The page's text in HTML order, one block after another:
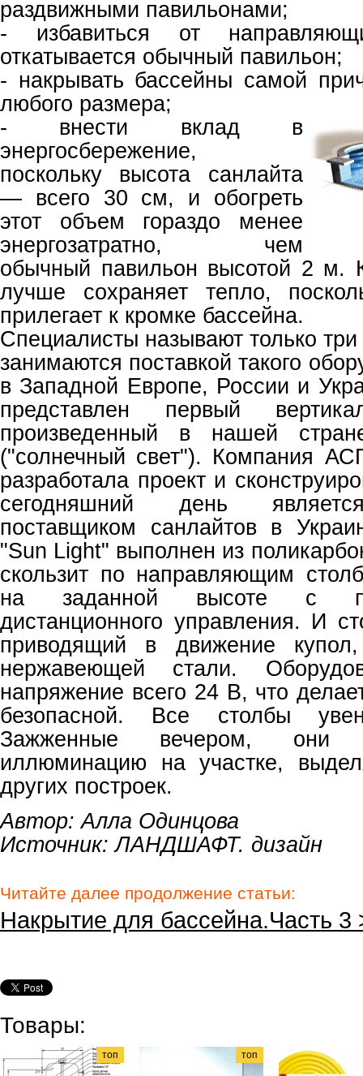
раздвижными павильонами;
- избавиться от
откатывается обычный павильон;
- накрывать бассейны самой
любого размера;
- внести вклад в
энергосбережение,
поскольку высота санлайта
— всего 30 см, и обогреть
этот объем гораздо менее
энергозатратно, чем
обычный павильон высотой 2 м.
лучше сохраняет тепло,
прилегает к кромке бассейна.
Специалисты называют только
занимаются поставкой такого
в Западной Европе, России и
представлен первый
произведенный в нашей
("солнечный свет"). Компания
разработала проект и
сегодняшний день
поставщиком санлайтов в
"Sun Light" выполнен из
скользит по направляющим
на заданной высоте с
дистанционного управления. И
приводящий в движение
нержавеющей стали.
напряжение всего 24 В, что
безопасной. Все столбы
Зажженные вечером, они
иллюминацию на участке,
других построек.
Автор: Алла Одинцова
Источник: ЛАНДШАФТ. дизайн
Читайте далее продолжение статьи:
Накрытие для бассейна.Часть 3
Товары:
топ топ